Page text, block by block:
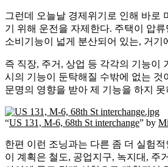
그런데 오늘날 경제위기로 인해 바로
기 위해 운전을 자제한다. 주택이 압
소비기능이 넓게 분산되어 있는, 거
즉 직장, 주거, 상업 등 각각의 기능이
시의 기능이 둔탁해질 수밖에 없는
문명의 영향을 받아 제 기능을 하지
“US 131, M-6, 68th St interchange” by
한편 이런 조닝과는 다른 좀 더 실험
이 계획은 철도, 공업지구, 녹지대, 주